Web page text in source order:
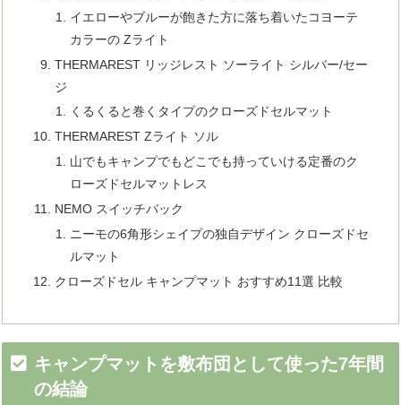
イエローやブルーが飽きた方に落ち着いたコヨーテ
カラーの Zライト
THERMAREST リッジレスト ソーライト シルバー/セー
ジ
くるくると巻くタイプのクローズドセルマット
THERMAREST Zライト ソル
山でもキャンプでもどこでも持っていける定番のク
ローズドセルマットレス
NEMO スイッチバック
ニーモの6角形シェイプの独自デザイン クローズドセ
ルマット
クローズドセル キャンプマット おすすめ11選 比較
キャンプマットを敷布団として使った7年間
の結論